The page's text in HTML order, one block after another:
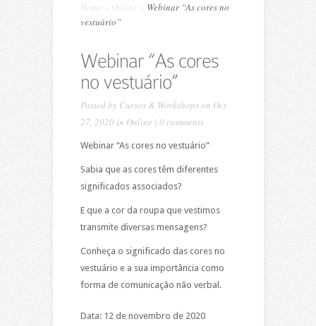
Home Online
Webinar “As cores no
vestuário”
Webinar “As cores
no vestuário”
Posted by Cursos & Workshopson Oct
27, 2020 in Online | 0 comments
Webinar “As cores no vestuário”
Sabia que as cores têm diferentes
significados associados?
E que a cor da roupa que vestimos
transmite diversas mensagens?
Conheça o significado das cores no
vestuário e a sua importância como
forma de comunicação não verbal.
Data: 12 de novembro de 2020